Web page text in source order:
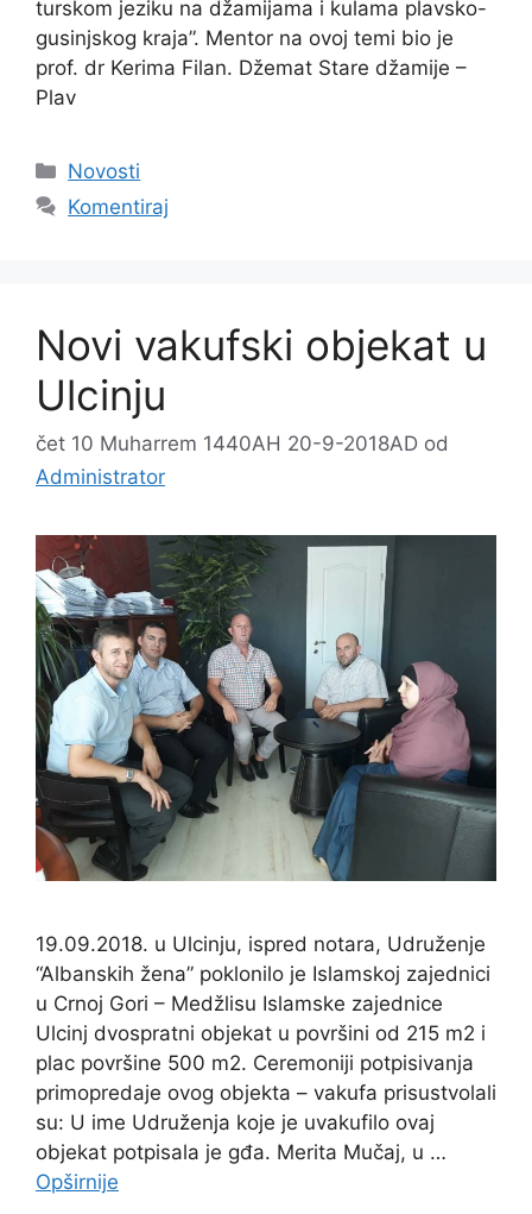
turskom jeziku na džamijama i kulama plavsko-
gusinjskog kraja”. Mentor na ovoj temi bio je
prof. dr Kerima Filan. Džemat Stare džamije –
Plav
Kategorije
Novosti
Komentiraj
Novi vakufski objekat u
Ulcinju
čet 10 Muharrem 1440AH 20-9-2018AD od
Administrator
19.09.2018. u Ulcinju, ispred notara, Udruženje
“Albanskih žena” poklonilo je Islamskoj zajednici
u Crnoj Gori – Medžlisu Islamske zajednice
Ulcinj dvospratni objekat u površini od 215 m2 i
plac površine 500 m2. Ceremoniji potpisivanja
primopredaje ovog objekta – vakufa prisustvolali
su: U ime Udruženja koje je uvakufilo ovaj
objekat potpisala je gđa. Merita Mučaj, u …
Opširnije